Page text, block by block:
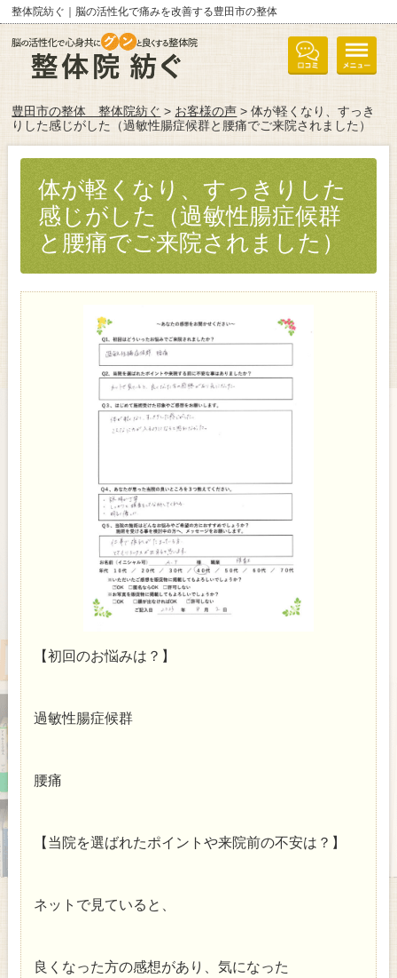
整体院紡ぐ｜脳の活性化で痛みを改善する豊田市の整体
豊田市の整体 整体院紡ぐ > お客様の声 > 体が軽くなり、すっき
りした感じがした（過敏性腸症候群と腰痛でご来院されました）
体が軽くなり、すっきりした
感じがした（過敏性腸症候群
と腰痛でご来院されました）
【初回のお悩みは？】
過敏性腸症候群
腰痛
【当院を選ばれたポイントや来院前の不安は？】
ネットで見ていると、
良くなった方の感想があり、気になった